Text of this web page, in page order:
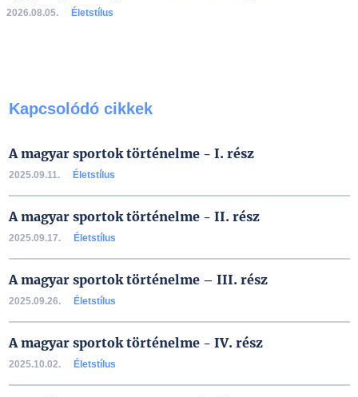
2026.08.05. Életstílus
Kapcsolódó cikkek
A magyar sportok történelme - I. rész
2025.09.11. Életstílus
A magyar sportok történelme - II. rész
2025.09.17. Életstílus
A magyar sportok történelme – III. rész
2025.09.26. Életstílus
A magyar sportok történelme - IV. rész
2025.10.02. Életstílus